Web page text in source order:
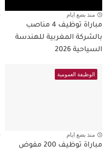
منذ بضع ايام
مباراة توظيف 4 مناصب
بالشركة المغربية للهندسة
السياحية 2026
الوظيفة العمومية
منذ بضع ايام
مباراة توظيف 200 مفوض